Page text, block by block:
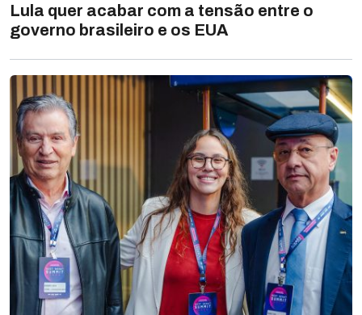
Lula quer acabar com a tensão entre o
governo brasileiro e os EUA